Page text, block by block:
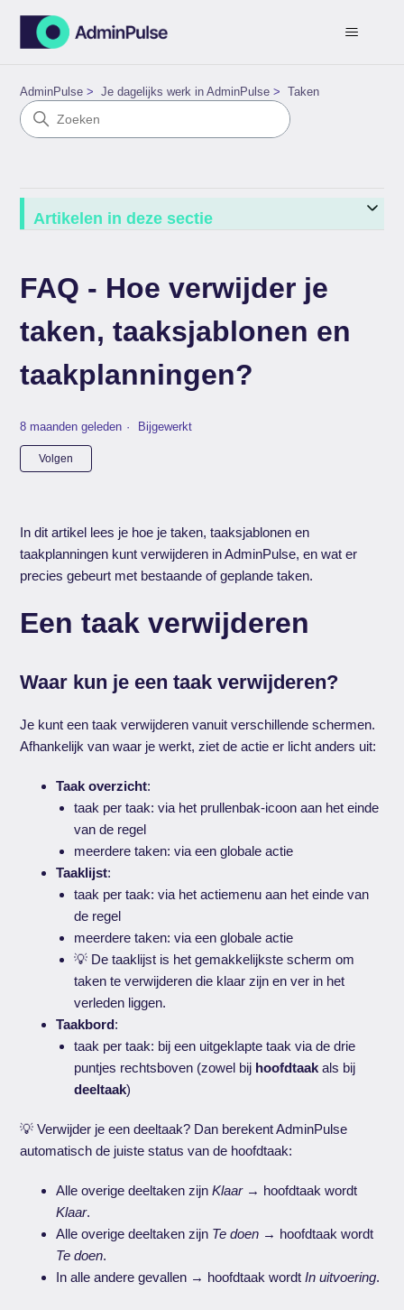
AdminPulse Je dagelijks werk in AdminPulse Taken
Artikelen in deze sectie
FAQ - Hoe verwijder je
taken, taaksjablonen en
taakplanningen?
8 maanden geleden Bijgewerkt
Volgen
In dit artikel lees je hoe je taken, taaksjablonen en
taakplanningen kunt verwijderen in AdminPulse, en wat er
precies gebeurt met bestaande of geplande taken.
Een taak verwijderen
Waar kun je een taak verwijderen?
Je kunt een taak verwijderen vanuit verschillende schermen.
Afhankelijk van waar je werkt, ziet de actie er licht anders uit:
Taak overzicht:
taak per taak: via het prullenbak-icoon aan het einde
van de regel
meerdere taken: via een globale actie
Taaklijst:
taak per taak: via het actiemenu aan het einde van
de regel
meerdere taken: via een globale actie
💡 De taaklijst is het gemakkelijkste scherm om
taken te verwijderen die klaar zijn en ver in het
verleden liggen.
Taakbord:
taak per taak: bij een uitgeklapte taak via de drie
puntjes rechtsboven (zowel bij hoofdtaak als bij
deeltaak)
💡 Verwijder je een deeltaak? Dan berekent AdminPulse
automatisch de juiste status van de hoofdtaak:
Alle overige deeltaken zijnKlaar→ hoofdtaak wordt
Klaar.
Alle overige deeltaken zijn Te doen → hoofdtaak wordt
Te doen.
In alle andere gevallen → hoofdtaak wordtIn uitvoering.